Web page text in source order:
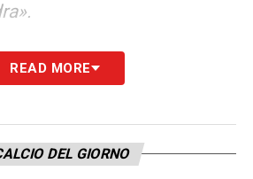
pensa che io sia venuto a
mesi per poi tornare alla
Volevo sentirmi vivo, vorrei
mi dicesse
READ MORE
DEL GIORNO